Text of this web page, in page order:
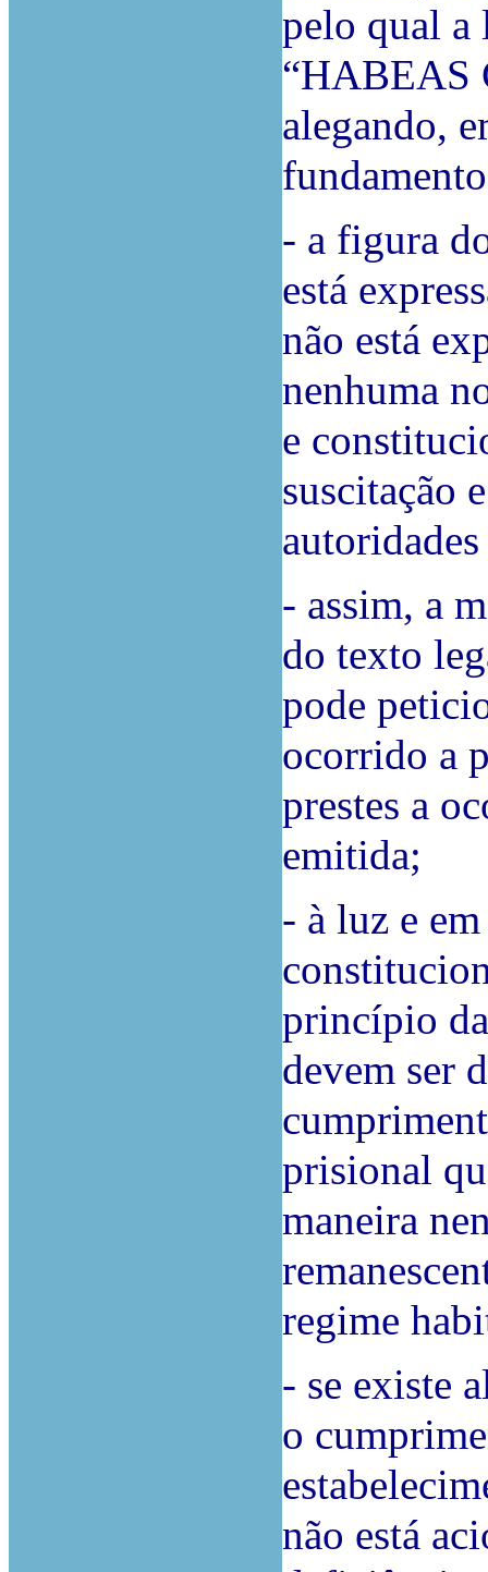
pelo qual a
“HABEAS
alegando,
- a figura
está
não está
nenhuma
e
suscitação
- assim, a
do texto
pode
ocorrido a
prestes a
emitida;
- à luz e
princípio
devem ser
prisional
maneira
regime
- se existe
o
não está